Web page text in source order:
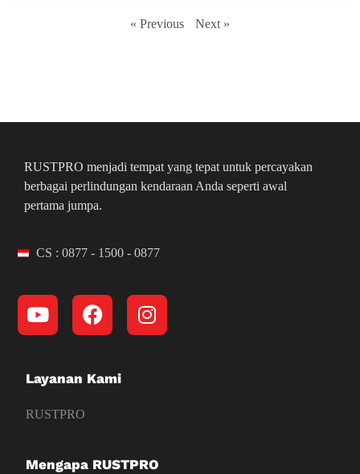
« Previous Next »
RUSTPRO menjadi tempat yang tepat untuk percayakan
berbagai perlindungan kendaraan Anda seperti awal
pertama jumpa.
CS : 0877 - 1500 - 0877
Layanan Kami
RUSTPRO
Mengapa RUSTPRO